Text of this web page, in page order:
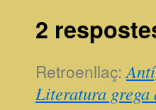
2
Retroenllaç:
Literatura grega